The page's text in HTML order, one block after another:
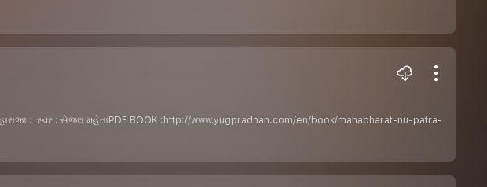
: સ્વર : સેજલ મહેતાPDF BOOK :http://www.yugpradhan.com/en/book/mahabharat-nu-patra-